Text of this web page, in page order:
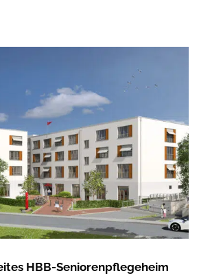
HBB-Seniorenpflegeheim